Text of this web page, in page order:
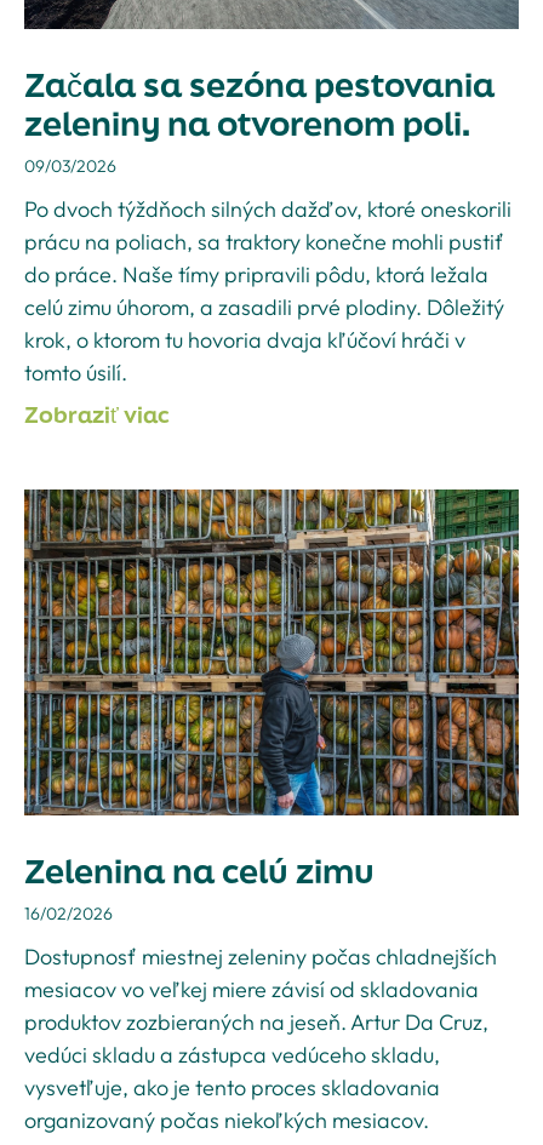
Začala sa sezóna pestovania
zeleniny na otvorenom poli.
09/03/2026
Po dvoch týždňoch silných dažďov, ktoré oneskorili
prácu na poliach, sa traktory konečne mohli pustiť
do práce. Naše tímy pripravili pôdu, ktorá ležala
celú zimu úhorom, a zasadili prvé plodiny. Dôležitý
krok, o ktorom tu hovoria dvaja kľúčoví hráči v
tomto úsilí.
Zobraziť viac
Zelenina na celú zimu
16/02/2026
Dostupnosť miestnej zeleniny počas chladnejších
mesiacov vo veľkej miere závisí od skladovania
produktov zozbieraných na jeseň. Artur Da Cruz,
vedúci skladu a zástupca vedúceho skladu,
vysvetľuje, ako je tento proces skladovania
organizovaný počas niekoľkých mesiacov.